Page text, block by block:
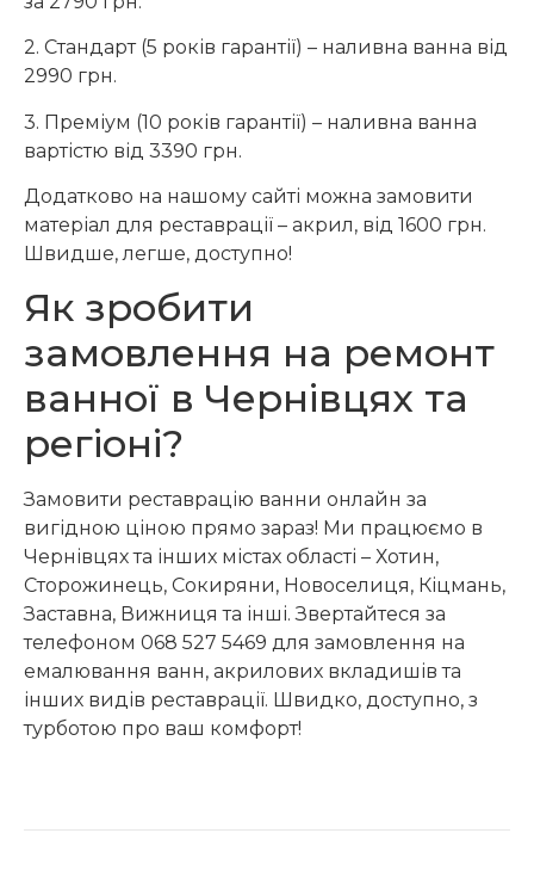
2. Стандарт (5 років гарантії) – наливна ванна від
2990 грн.
3. Преміум (10 років гарантії) – наливна ванна
вартістю від 3390 грн.
Додатково на нашому сайті можна замовити
матеріал для реставрації – акрил, від 1600 грн.
Швидше, легше, доступно!
Як зробити
замовлення на ремонт
ванної в Чернівцях та
регіоні?
Замовити реставрацію ванни онлайн за
вигідною ціною прямо зараз! Ми працюємо в
Чернівцях та інших містах області – Хотин,
Сторожинець, Сокиряни, Новоселиця, Кіцмань,
Заставна, Вижниця та інші. Звертайтеся за
телефоном 068 527 5469 для замовлення на
емалювання ванн, акрилових вкладишів та
інших видів реставрації. Швидко, доступно, з
турботою про ваш комфорт!